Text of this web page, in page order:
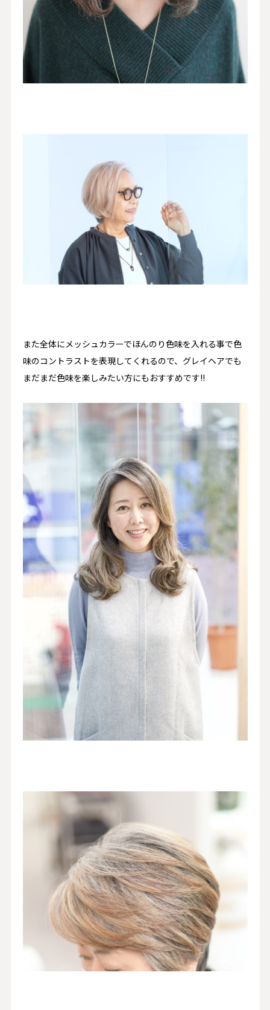
また全体にメッシュカラーでほんのり色味を入れる事で色
味のコントラストを表現してくれるので、グレイヘアでも
まだまだ色味を楽しみたい方にもおすすめです!!